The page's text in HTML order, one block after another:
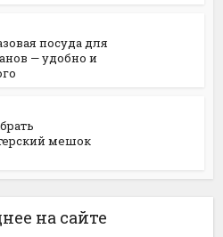
посуда для
— удобно и
мешок
на сайте